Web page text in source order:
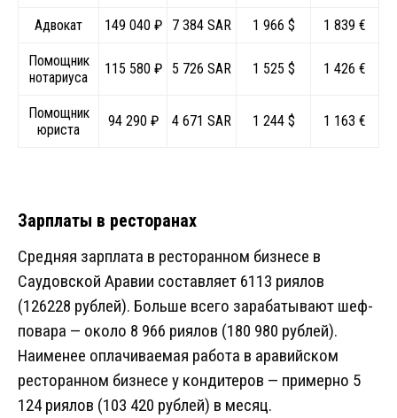
Адвокат 149 040 ₽ 7 384 SAR 1 966 $ 1 839 €
Помощник
нотариуса
115 580 ₽ 5 726 SAR 1 525 $ 1 426 €
Помощник
юриста
94 290 ₽ 4 671 SAR 1 244 $ 1 163 €
Зарплаты в ресторанах
Средняя зарплата в ресторанном бизнесе в
Саудовской Аравии составляет 6113 риялов
(126228 рублей). Больше всего зарабатывают шеф-
повара — около 8 966 риялов (180 980 рублей).
Наименее оплачиваемая работа в аравийском
ресторанном бизнесе у кондитеров — примерно 5
124 риялов (103 420 рублей) в месяц.